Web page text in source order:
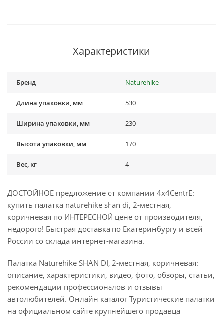
Характеристики
Бренд Naturehike
Длина упаковки, мм 530
Ширина упаковки, мм 230
Высота упаковки, мм 170
Вес, кг 4
ДОСТОЙНОЕ предложение от компании 4x4CentrE:
купить палатка naturehike shan di, 2-местная,
коричневая по ИНТЕРЕСНОЙ цене от производителя,
недорого! Быстрая доставка по Екатеринбургу и всей
России со склада интернет-магазина.
Палатка Naturehike SHAN DI, 2-местная, коричневая:
описание, характеристики, видео, фото, обзоры, статьи,
рекомендации профессионалов и отзывы
автолюбителей. Онлайн каталог Туристические палатки
на официальном сайте крупнейшего продавца